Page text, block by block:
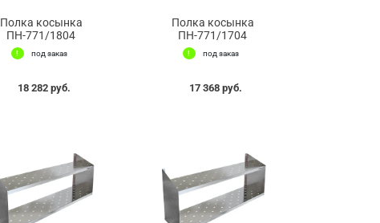
Полка косынка
ПН-771/1804
под заказ
18 282 руб.
Полка косынка
ПН-771/1704
под заказ
17 368 руб.